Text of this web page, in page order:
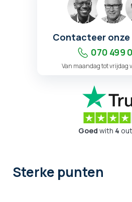
Contacteer
070 499
Van maandag tot vrijdag
Goed with 4
Sterke punten